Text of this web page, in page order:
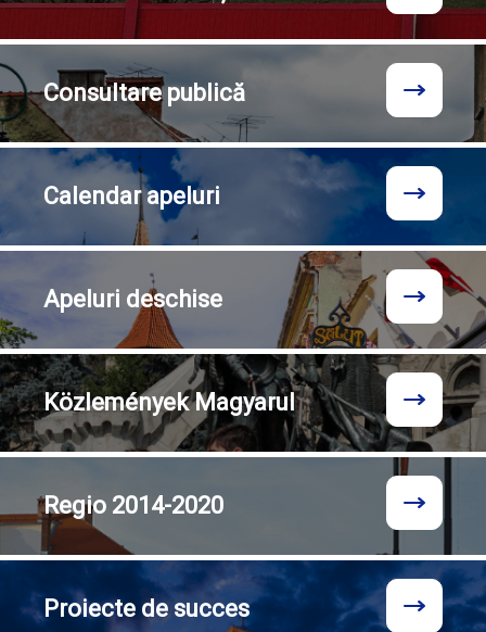
Consultarepublică
Calendarapeluri
Apeluri deschise
KözleményekMagyarul
Regio 2014-2020
Proiecte de succes